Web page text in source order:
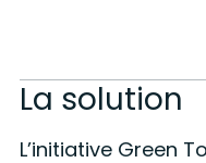
La solution
L’initiative Green